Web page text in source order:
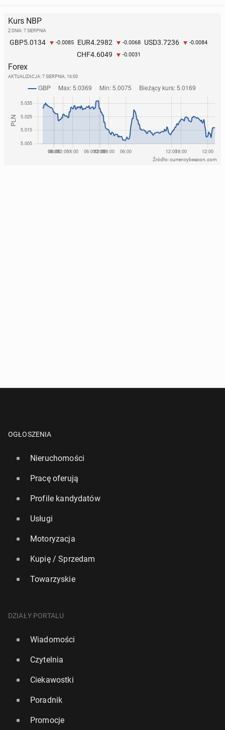
Kurs NBP
Z DNIA: 7 SIERPNIA
GBP5.0134 -0.0085 EUR4.2982 -0.0068 USD3.7236 -0.0084
CHF4.6049 -0.0031
Forex
AKTUALIZACJA: 7 SIERPNIA, 16:00
Źródło: currencybeacon.com
OGŁOSZENIA
Nieruchomości
Pracę oferują
Profile kandydatów
Usługi
Motoryzacja
Kupię / Sprzedam
Towarzyskie
DZIAŁY PORTALU
Wiadomości
Czytelnia
Ciekawostki
Poradnik
Promocje